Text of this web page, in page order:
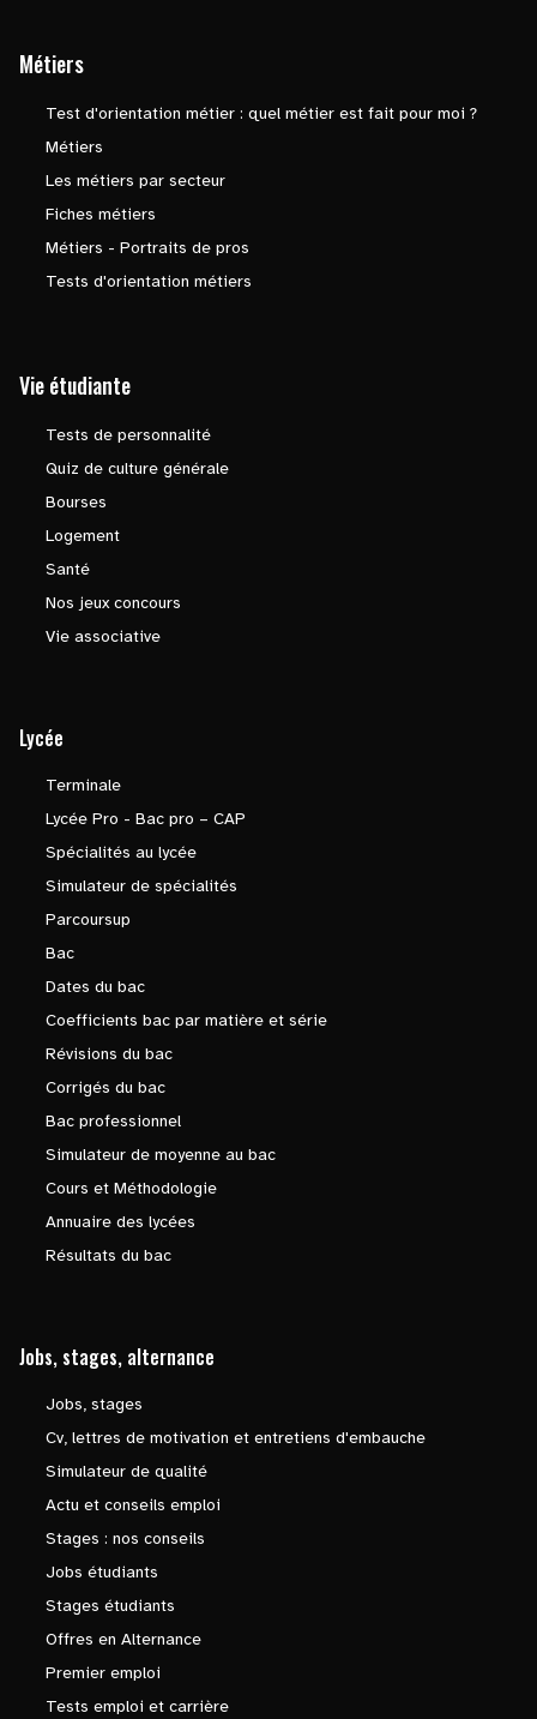
Métiers
Test d'orientation métier : quel métier est fait pour moi ?
Métiers
Les métiers par secteur
Fiches métiers
Métiers - Portraits de pros
Tests d'orientation métiers
Vie étudiante
Tests de personnalité
Quiz de culture générale
Bourses
Logement
Santé
Nos jeux concours
Vie associative
Lycée
Terminale
Lycée Pro - Bac pro – CAP
Spécialités au lycée
Simulateur de spécialités
Parcoursup
Bac
Dates du bac
Coefficients bac par matière et série
Révisions du bac
Corrigés du bac
Bac professionnel
Simulateur de moyenne au bac
Cours et Méthodologie
Annuaire des lycées
Résultats du bac
Jobs, stages, alternance
Jobs, stages
Cv, lettres de motivation et entretiens d'embauche
Simulateur de qualité
Actu et conseils emploi
Stages : nos conseils
Jobs étudiants
Stages étudiants
Offres en Alternance
Premier emploi
Tests emploi et carrière